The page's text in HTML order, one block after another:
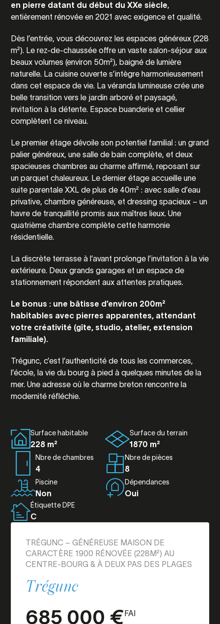
en pierre datant du début du XXe siècle,
entièrement rénovée en 2021 avec exigence et qualité.
Dès l’entrée, vous découvrez les espaces généreux (228
m²). Le rez-de-chaussée offre un vaste salon-séjour aux
beaux volumes (environ 50m²), baigné de lumière
naturelle. La cuisine ouverte s’intègre harmonieusement
dans cet espace de vie. La véranda lumineuse crée une
belle transition vers le jardin arboré et paysagé,
invitation à la détente. Espace buanderie et cellier
complètent ce niveau.
Le premier étage dévoile son potentiel familial : un grand
palier généreux, une salle de bain complète, et deux
spacieuses chambres au charme affirmé, reposant sur
un parquet chaleureux. Le dernier étage accueille une
suite parentale XXL de plus de 40m² : avec salle d’eau
privative, chambre généreuse, et dressing spacieux – un
havre de tranquillité promis aux maîtres lieux. Une
quatrième chambre complète cette harmonie
résidentielle.
La discrète terrasse à l’avant prolonge l’invitation à la vie
extérieure. Deux grands garages et un espace de
stationnement répondent aux attentes pratiques.
Le bonus : une bâtisse d’environ 200m²
habitables avec pierres apparentes, attendant
votre créativité (gîte, studio, atelier, extension
familiale).
Trégunc, c’est l’authenticité de tous les commerces,
l’école, la vie du bourg à pied à quelques minutes de la
mer. Une adresse où le charme breton rencontre la
modernité réfléchie.
Surface habitable
228 m²
Surface du terrain
1870 m²
Nbre de chambres
4
Nbre de pièces
8
Piscine
Non
Dépendances
Oui
Étiquette DPE
C
TRÉGUNC – GÉNÉREUSE MAISON DE
CARACTÈRE 1900 RÉNOVÉE (228M²) AU
CENTRE-BOURG & À DEUX PAS DES PLAGES
Trégunc
685 000 €FAI